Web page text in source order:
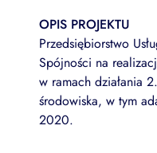
OPIS PROJEKTU
Przedsiębiorstwo
Spójności na
w ramach działania
środowiska, w tym
2020.